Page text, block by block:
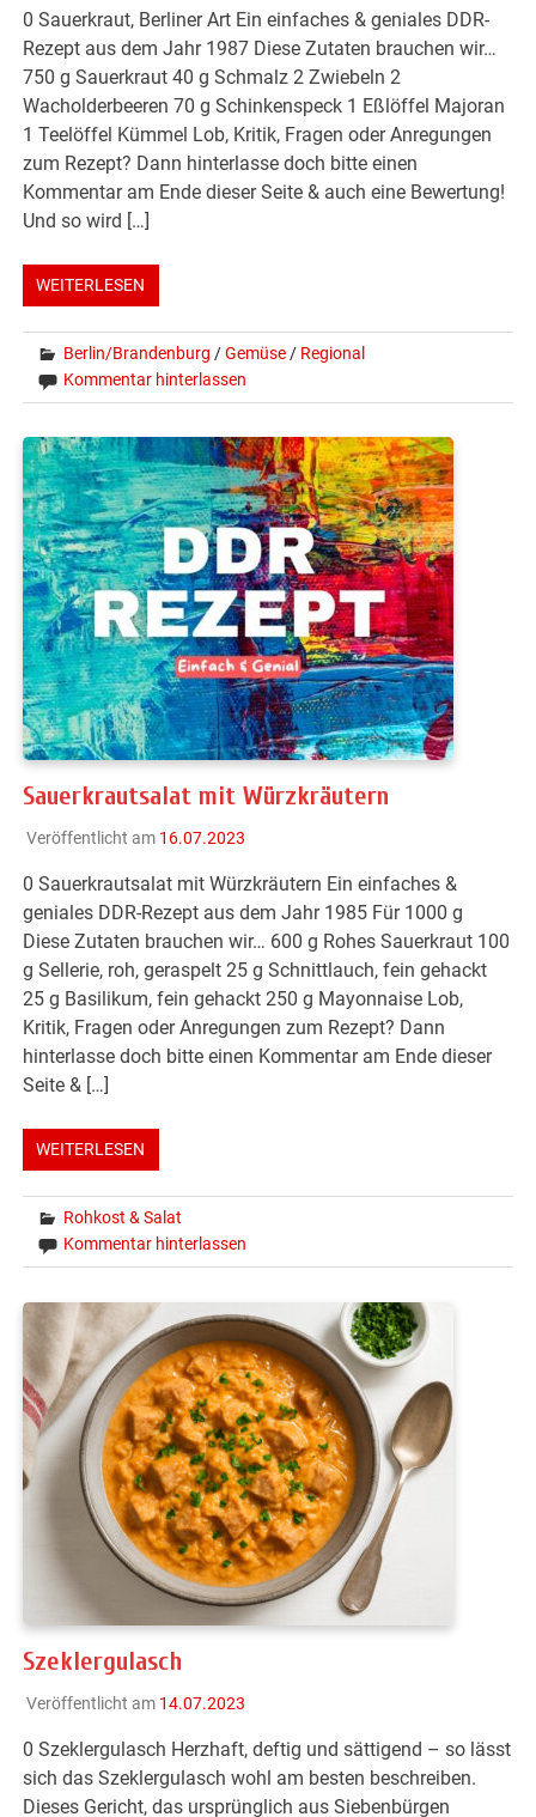
0 Sauerkraut, Berliner Art Ein einfaches & geniales DDR-
Rezept aus dem Jahr 1987 Diese Zutaten brauchen wir…
750 g Sauerkraut 40 g Schmalz 2 Zwiebeln 2
Wacholderbeeren 70 g Schinkenspeck 1 Eßlöffel Majoran
1 Teelöffel Kümmel Lob, Kritik, Fragen oder Anregungen
zum Rezept? Dann hinterlasse doch bitte einen
Kommentar am Ende dieser Seite & auch eine Bewertung!
Und so wird […]
WEITERLESEN
Berlin/Brandenburg /Gemüse / Regional
Kommentar hinterlassen
Sauerkrautsalat mit Würzkräutern
Veröffentlicht am 16.07.2023
0 Sauerkrautsalat mit Würzkräutern Ein einfaches &
geniales DDR-Rezept aus dem Jahr 1985 Für 1000 g
Diese Zutaten brauchen wir… 600 g Rohes Sauerkraut 100
g Sellerie, roh, geraspelt 25 g Schnittlauch, fein gehackt
25 g Basilikum, fein gehackt 250 g Mayonnaise Lob,
Kritik, Fragen oder Anregungen zum Rezept? Dann
hinterlasse doch bitte einen Kommentar am Ende dieser
Seite & […]
WEITERLESEN
Rohkost & Salat
Kommentar hinterlassen
Szeklergulasch
Veröffentlicht am 14.07.2023
0 Szeklergulasch Herzhaft, deftig und sättigend – so lässt
sich das Szeklergulasch wohl am besten beschreiben.
Dieses Gericht, das ursprünglich aus Siebenbürgen